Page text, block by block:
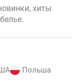
хиты
.
Польша